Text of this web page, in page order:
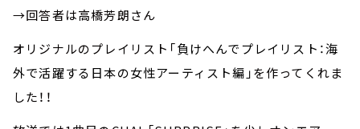
→回答者は高橋芳朗さん
オリジナルのプレイリスト「負けへんでプレイリスト：海
外で活躍する日本の女性アーティスト編」を作ってくれま
した！！